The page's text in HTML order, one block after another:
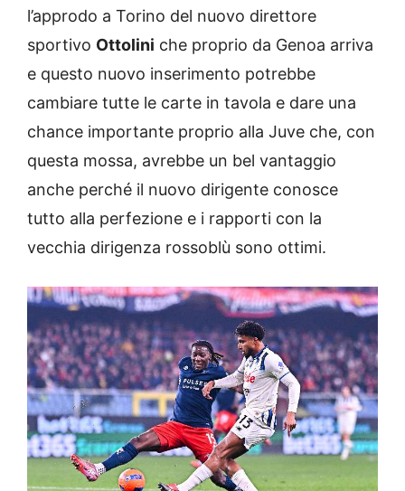
l’approdo a Torino del nuovo direttore
sportivo Ottolini che proprio da Genoa arriva
e questo nuovo inserimento potrebbe
cambiare tutte le carte in tavola e dare una
chance importante proprio alla Juve che, con
questa mossa, avrebbe un bel vantaggio
anche perché il nuovo dirigente conosce
tutto alla perfezione e i rapporti con la
vecchia dirigenza rossoblù sono ottimi.